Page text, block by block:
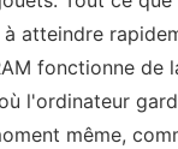
atteindre
fonctionne de
l'ordinateur
même,